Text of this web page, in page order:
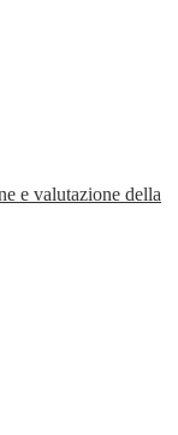
e valutazione della